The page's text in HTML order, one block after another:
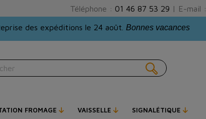
Téléphone : 01 46 87 53 29 | E-mail :
des expéditions le 24 août. Bonnes vacances
FROMAGE VAISSELLE SIGNALÉTIQUE